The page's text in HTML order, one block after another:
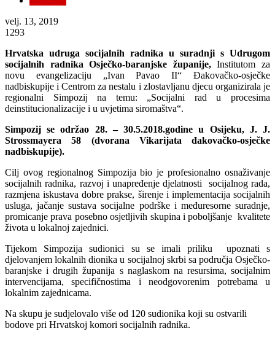
velj. 13, 2019
1293
Hrvatska udruga socijalnih radnika u suradnji s Udrugom
socijalnih radnika Osječko-baranjske županije,Institutom za
novu evangelizaciju „Ivan Pavao II“ Đakovačko-osječke
nadbiskupije i Centrom za nestalu i zlostavljanu djecu organizirala je
regionalni Simpozij na temu: „Socijalni rad u procesima
deinstitucionalizacije i u uvjetima siromaštva“.
Simpozij se održao 28. – 30.5.2018.godine u Osijeku, J. J.
Strossmayera 58 (dvorana Vikarijata đakovačko-osječke
nadbiskupije).
Cilj ovog regionalnog Simpozija bio je profesionalno osnaživanje
socijalnih radnika, razvoj i unapređenje djelatnosti socijalnog rada,
razmjena iskustava dobre prakse, širenje i implementacija socijalnih
usluga, jačanje sustava socijalne podrške i međuresorne suradnje,
promicanje prava posebno osjetljivih skupina i poboljšanje kvalitete
života u lokalnoj zajednici.
Tijekom Simpozija sudionici su se imali priliku upoznati s
djelovanjem lokalnih dionika u socijalnoj skrbi sa područja Osječko-
baranjske i drugih županija s naglaskom na resursima, socijalnim
intervencijama, specifičnostima i neodgovorenim potrebama u
lokalnim zajednicama.
Na skupu je sudjelovalo više od 120 sudionika koji su ostvarili
bodove pri Hrvatskoj komori socijalnih radnika.